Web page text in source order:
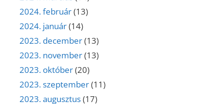
2024. február(13)
2024. január(14)
2023. december(13)
2023. november(13)
2023. október(20)
2023. szeptember(11)
2023. augusztus(17)